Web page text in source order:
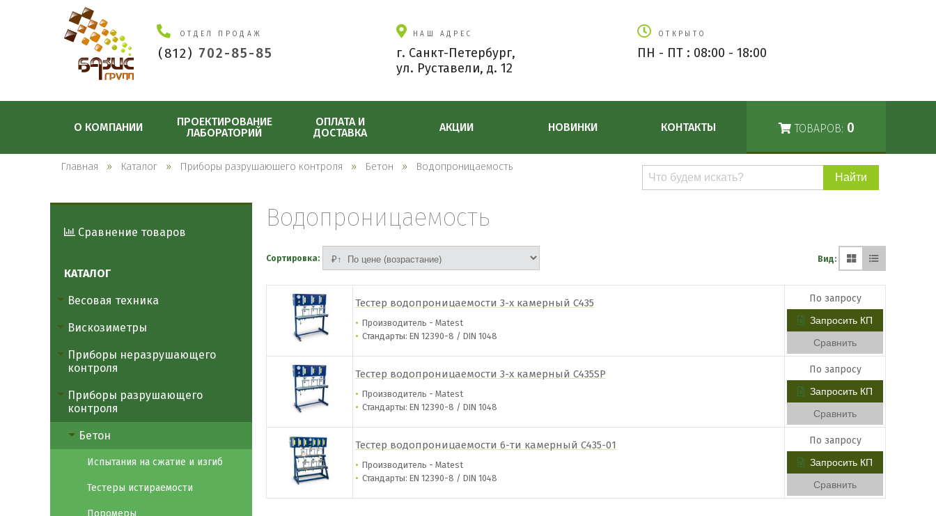
ОТДЕЛ ПРОДАЖ
(812) 702-85-85
НАШ АДРЕС
г. Санкт-Петербург,
ул. Руставели, д. 12
ОТКРЫТО
ПН - ПТ : 08:00 - 18:00
О КОМПАНИИ
ПРОЕКТИРОВАНИЕ
ЛАБОРАТОРИЙ
ОПЛАТА И
ДОСТАВКА
АКЦИИ НОВИНКИ КОНТАКТЫ ТОВАРОВ: 0
Поиск
каталогу
Главная Каталог Приборы разрушающего контроля Бетон Водопроницаемость
Сравнение товаров
КАТАЛОГ
Весовая техника
Вискозиметры
Приборы неразрушающего
контроля
Приборы разрушающего
контроля
Бетон
Испытания на сжатие и изгиб
Тестеры истираемости
Поромеры
Водопроницаемость
Сортировка: Вид:
Тестер водопроницаемости 3-х камерный C435
Производитель - Matest
​Стандарты: EN 12390-8 / DIN 1048
По запросу
Запросить КП
Сравнить
Тестер водопроницаемости 3-х камерный C435SP
Производитель - Matest
​Стандарты: EN 12390-8 / DIN 1048
По запросу
Запросить КП
Сравнить
Тестер водопроницаемости 6-ти камерный C435-01
Производитель - Matest
​Стандарты: EN 12390-8 / DIN 1048
По запросу
Запросить КП
Сравнить